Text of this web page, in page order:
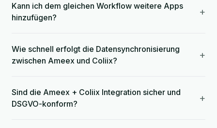
Kann ich dem gleichen Workflow weitere Apps
hinzufügen?
+
Wie schnell erfolgt die Datensynchronisierung
zwischen Ameex und Coliix?
+
Sind die Ameex + Coliix Integration sicher und
DSGVO-konform?
+